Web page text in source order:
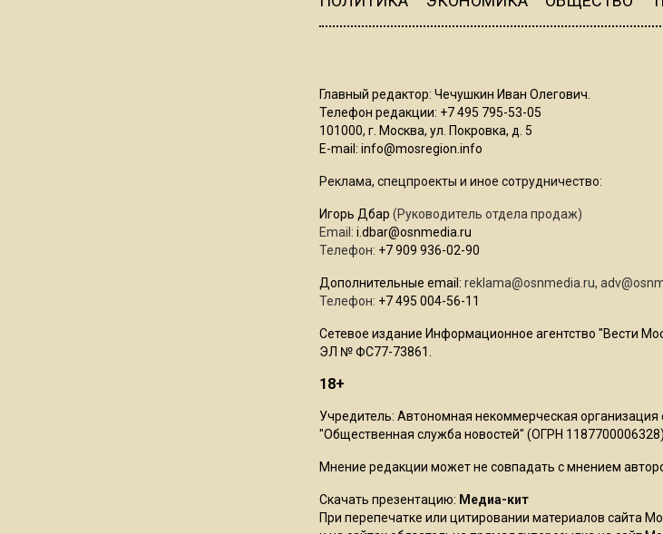
Главный редактор: Чечушкин Иван Олегович.
Телефон редакции: +7 495 795-53-05
101000, г. Москва, ул. Покровка, д. 5
E-mail: info@mosregion.info
Реклама, спецпроекты и иное сотрудничество:
Игорь Дбар (Руководитель отдела продаж)
Email: i.dbar@osnmedia.ru
Телефон: +7 909 936-02-90
Дополнительные email: reklama@osnmedia.ru,
Телефон: +7 495 004-56-11
Сетевое издание Информационное агентство "Вести
ЭЛ № ФС77-73861.
18+
Учредитель: Автономная некоммерческая
"Общественная служба новостей" (ОГРН 1187700006328).
Мнение редакции может не совпадать с мнением
Скачать презентацию: Медиа-кит
При перепечатке или цитировании материалов сайта